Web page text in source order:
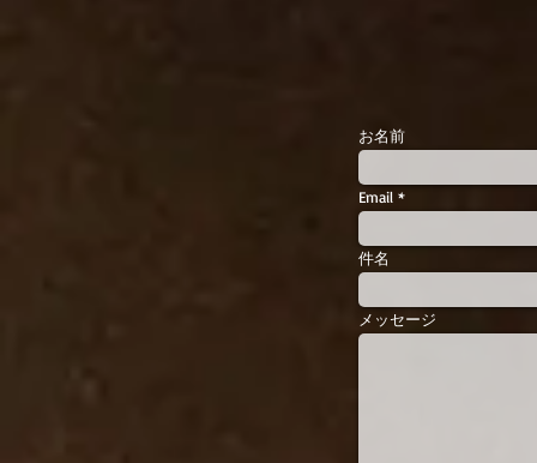
お名前
Email
件名
メッセージ